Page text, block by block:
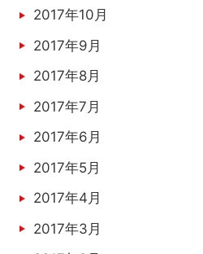
2017年10月
2017年9月
2017年8月
2017年7月
2017年6月
2017年5月
2017年4月
2017年3月